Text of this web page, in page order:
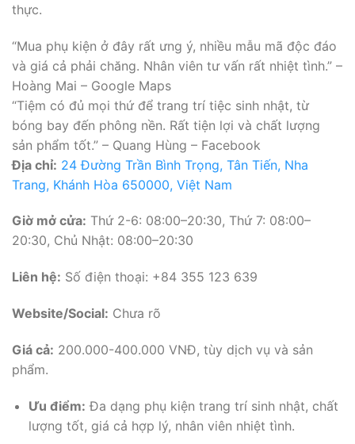
thực.
“Mua phụ kiện ở đây rất ưng ý, nhiều mẫu mã độc đáo
và giá cả phải chăng. Nhân viên tư vấn rất nhiệt tình.” –
Hoàng Mai – Google Maps
“Tiệm có đủ mọi thứ để trang trí tiệc sinh nhật, từ
bóng bay đến phông nền. Rất tiện lợi và chất lượng
sản phẩm tốt.” – Quang Hùng – Facebook
Địa chỉ: 24 Đường Trần Bình Trọng, Tân Tiến, Nha
Trang, Khánh Hòa 650000, Việt Nam
Giờ mở cửa: Thứ 2-6: 08:00–20:30, Thứ 7: 08:00–
20:30, Chủ Nhật: 08:00–20:30
Liên hệ: Số điện thoại: +84 355 123 639
Website/Social: Chưa rõ
Giá cả: 200.000-400.000 VNĐ, tùy dịch vụ và sản
phẩm.
Ưu điểm: Đa dạng phụ kiện trang trí sinh nhật, chất
lượng tốt, giá cả hợp lý, nhân viên nhiệt tình.